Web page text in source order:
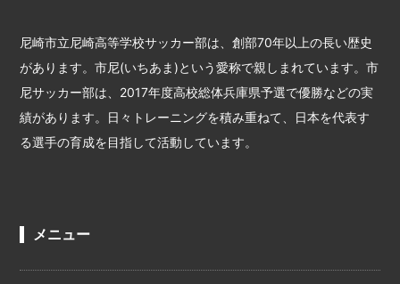
尼崎市立尼崎高等学校サッカー部は、創部70年以上の長い歴史
があります。市尼(いちあま)という愛称で親しまれています。市
尼サッカー部は、2017年度高校総体兵庫県予選で優勝などの実
績があります。日々トレーニングを積み重ねて、日本を代表す
る選手の育成を目指して活動しています。
メニュー